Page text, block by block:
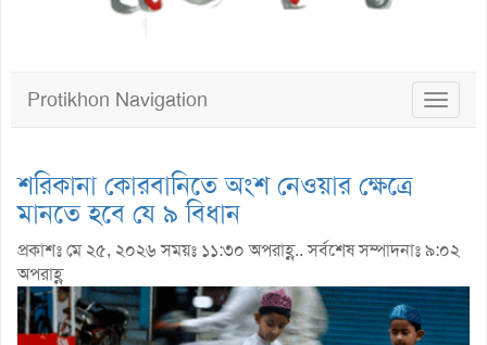
Toggle
Protikhon Navigation
শরিকানা কোরবানিতে অংশ নেওয়ার ক্ষেত্রে
মানতে হবে যে ৯ বিধান
প্রকাশঃ মে ২৫, ২০২৬ সময়ঃ ১১:৩০ অপরাহ্ণ.. সর্বশেষ সম্পাদনাঃ ৯:০২
অপরাহ্ণ